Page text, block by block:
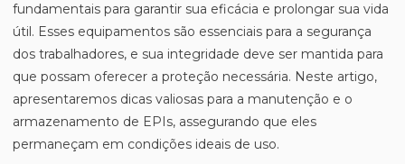
fundamentais para garantir sua eficácia e prolongar sua vida
útil. Esses equipamentos são essenciais para a segurança
dos trabalhadores, e sua integridade deve ser mantida para
que possam oferecer a proteção necessária. Neste artigo,
apresentaremos dicas valiosas para a manutenção e o
armazenamento de EPIs, assegurando que eles
permaneçam em condições ideais de uso.